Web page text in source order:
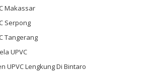
Makassar
Serpong
Tangerang
UPVC
UPVC Lengkung Di Bintaro